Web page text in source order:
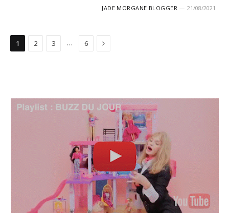
JADE MORGANE BLOGGER 21/08/2021
1 2 3 … 6 Suivant